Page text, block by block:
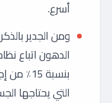
أسرع.
ومن الجدير
الدهون اتباع
بنسبة
التي يحتاجها